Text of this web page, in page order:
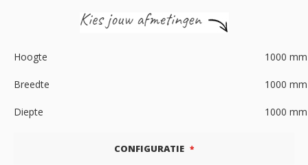
Hoogte 1000 mm
Breedte 1000 mm
Diepte 1000 mm
CONFIGURATIE